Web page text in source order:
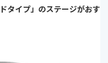
タイプ」のステージがおす